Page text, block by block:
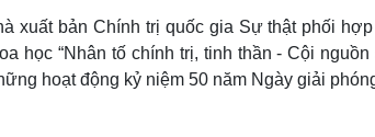
xuất bản Chính trị quốc gia Sự thật phối
học “Nhân tố chính trị, tinh thần - Cội
hoạt động kỷ niệm 50 năm Ngày giải